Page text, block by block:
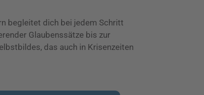
begleitet dich bei jedem Schritt
Glaubenssätze bis zur
das auch in Krisenzeiten